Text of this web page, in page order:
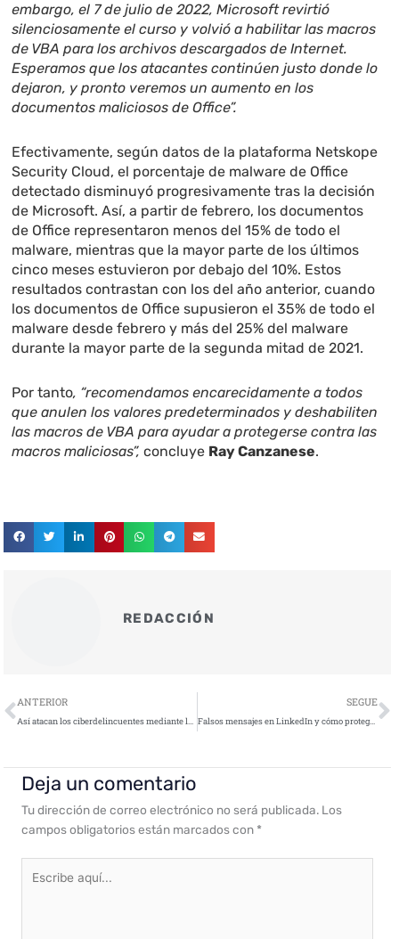
embargo, el 7 de julio de 2022, Microsoft revirtió
silenciosamente el curso y volvió a habilitar las macros
de VBA para los archivos descargados de Internet.
Esperamos que los atacantes continúen justo donde lo
dejaron, y pronto veremos un aumento en los
documentos maliciosos de Office”.
Efectivamente, según datos de la plataforma Netskope
Security Cloud, el porcentaje de malware de Office
detectado disminuyó progresivamente tras la decisión
de Microsoft. Así, a partir de febrero, los documentos
de Office representaron menos del 15% de todo el
malware, mientras que la mayor parte de los últimos
cinco meses estuvieron por debajo del 10%. Estos
resultados contrastan con los del año anterior, cuando
los documentos de Office supusieron el 35% de todo el
malware desde febrero y más del 25% del malware
durante la mayor parte de la segunda mitad de 2021.
Por tanto, “recomendamos encarecidamente a todos
que anulen los valores predeterminados y deshabiliten
las macros de VBA para ayudar a protegerse contra las
macros maliciosas”,concluye Ray Canzanese.
REDACCIÓN
Ant
ANTERIOR
Así atacan los ciberdelincuentes mediante la técnica del bluesnarfing
SEGUE
Falsos mensajes en LinkedIn y cómo proteger tu cuenta de los robos de credenciales
Deja un comentario
Tu dirección de correo electrónico no será publicada. Los
campos obligatorios están marcados con *
aquí...